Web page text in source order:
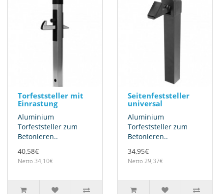
Torfeststeller mit
Einrastung
Aluminium
Torfeststeller zum
Betonieren..
40,58€
Netto 34,10€
Seitenfeststeller
universal
Aluminium
Torfeststeller zum
Betonieren..
34,95€
Netto 29,37€